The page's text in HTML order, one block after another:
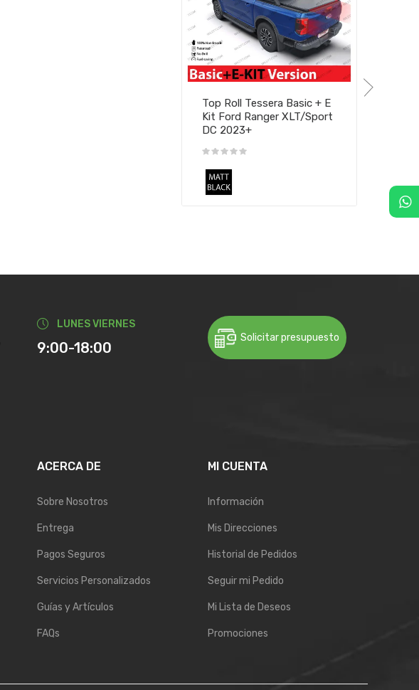
Top Roll Tessera Basic + E
Kit Ford Ranger XLT/Sport
DC 2023+
LUNES VIERNES
9:00-18:00
Solicitar presupuesto
ACERCA DE
Sobre Nosotros
Entrega
Pagos Seguros
Servicios Personalizados
Guías y Artículos
FAQs
MI CUENTA
Información
Mis Direcciones
Historial de Pedidos
Seguir mi Pedido
Mi Lista de Deseos
Promociones